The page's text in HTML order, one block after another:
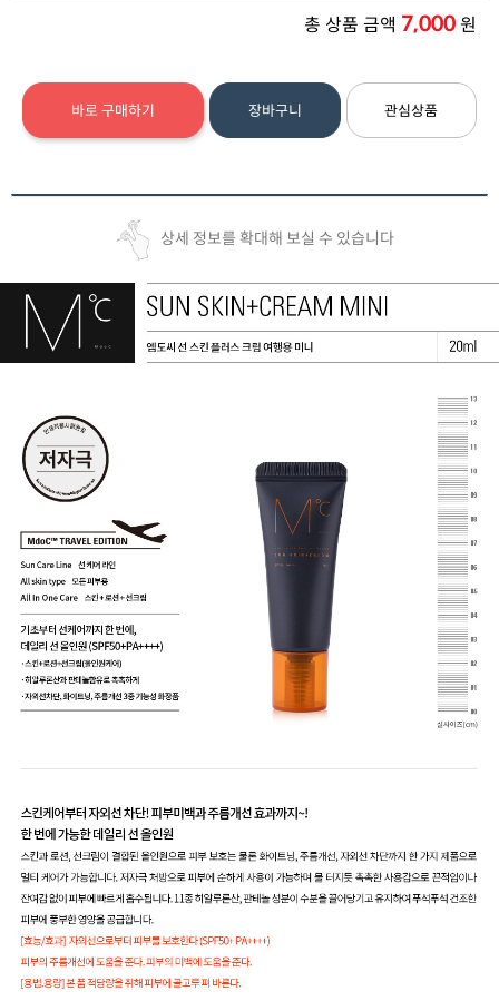
총 상품 금액 7,000원
바로 구매하기 장바구니 관심상품
상세 정보를 확대해 보실 수 있습니다